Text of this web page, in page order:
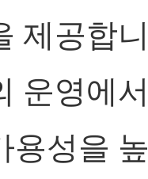
제공합
운영에
용성을